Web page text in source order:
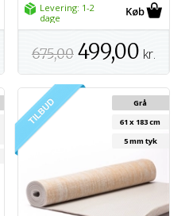
Levering: 1-2
dage
675,00 499,00 kr.
Grå
61 x 183 cm
5 mm tyk